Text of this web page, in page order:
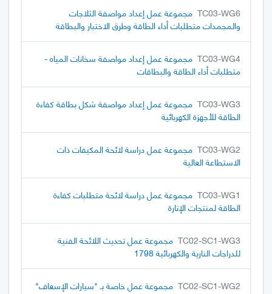
TC03-WG6 مجموعة عمل إعداد مواصفة الثلاجات
والمجمدات متطلبات أداء الطاقة وطرق الاختبار والبطاقة
TC03-WG4 مجموعة عمل إعداد مواصفة سخانات المياه -
متطلبات أداء الطاقة والبطاقات
TC03-WG3 مجموعة عمل إعداد مواصفة شكل بطاقة كفاءة
الطاقة للأجهزة الكهربائية
TC03-WG2 مجموعة عمل دراسة لائحة المكيفات ذات
الاستطاعة العالية
TC03-WG1 مجموعة عمل دراسة لائحة متطلبات كفاءة
الطاقة لمنتجات الإنارة
TC02-SC1-WG3 مجموعة عمل تحديث اللائحة الفنية
للدراجات النارية والكهربائية 1798
TC02-SC1-WG2 مجموعة عمل خاصة بـ "سيارات الإسعاف"